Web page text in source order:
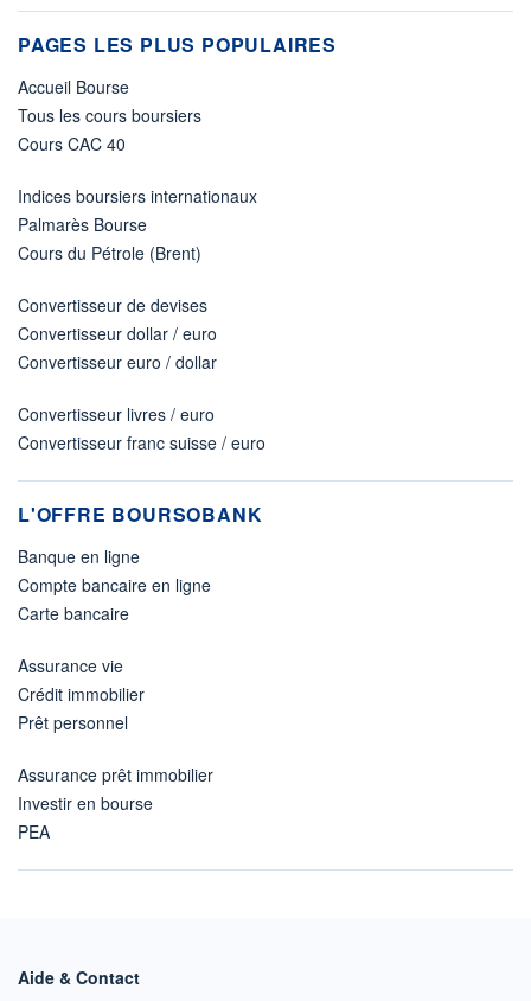
PAGES LES PLUS POPULAIRES
Accueil Bourse
Tous les cours boursiers
Cours CAC 40
Indices boursiers internationaux
Palmarès Bourse
Cours du Pétrole (Brent)
Convertisseur de devises
Convertisseur dollar / euro
Convertisseur euro / dollar
Convertisseur livres / euro
Convertisseur franc suisse / euro
L'OFFRE BOURSOBANK
Banque en ligne
Compte bancaire en ligne
Carte bancaire
Assurance vie
Crédit immobilier
Prêt personnel
Assurance prêt immobilier
Investir en bourse
PEA
Aide & Contact